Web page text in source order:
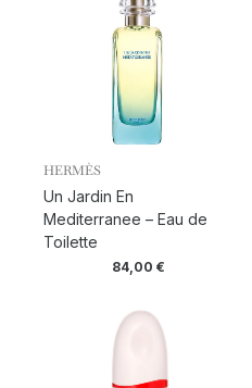
HERMÈS
Un Jardin En
Mediterranee – Eau de
Toilette
84,00€